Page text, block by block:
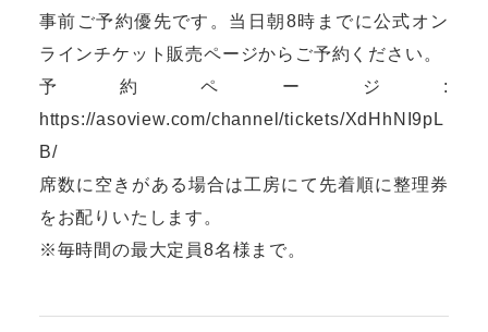
事前ご予約優先です。当日朝8時までに公式オン
ラインチケット販売ページからご予約ください。
予約ページ:
https://asoview.com/channel/tickets/XdHhNI9pL
B/
席数に空きがある場合は工房にて先着順に整理券
をお配りいたします。
※毎時間の最大定員8名様まで。